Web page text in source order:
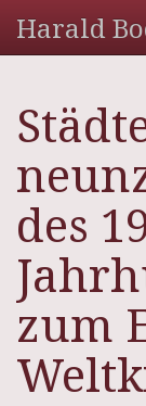
Harald
des
zum